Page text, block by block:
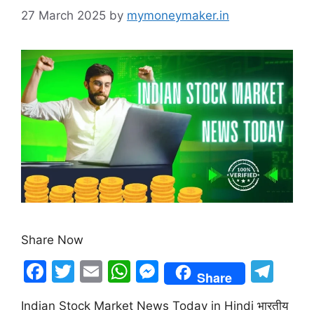
27 March 2025 by mymoneymaker.in
Share Now
F
T
w
E
m
W
h
M
e
Share
el
Indian Stock Market News Today in Hindi भारतीय